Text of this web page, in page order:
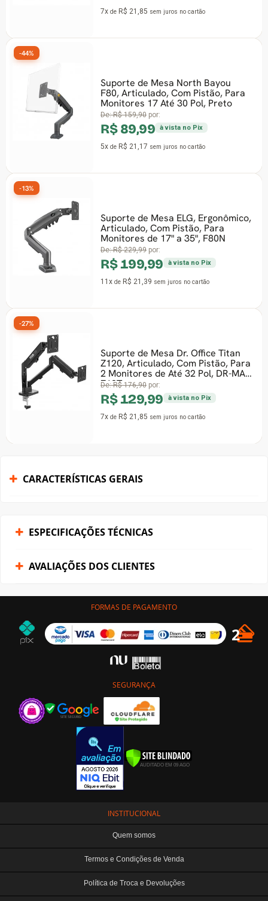
7xde R$ 21,85 sem juros no cartão
Suporte de Mesa North Bayou
F80, Articulado, Com Pistão, Para
Monitores 17 Até 30 Pol, Preto
De:R$ 159,90por:
R$ 89,99 à vista no Pix
5xde R$ 21,17 sem juros no cartão
-44%
Suporte de Mesa ELG, Ergonômico,
Articulado, Com Pistão, Para
Monitores de 17" a 35", F80N
De:R$ 229,99por:
R$ 199,99 à vista no Pix
11xde R$ 21,39 sem juros no cartão
-13%
Suporte de Mesa Dr. Office Titan
Z120, Articulado, Com Pistão, Para
2 Monitores de Até 32 Pol, DR-MA-
Z12T
De:R$ 176,90por:
R$ 129,99 à vista no Pix
7xde R$ 21,85 sem juros no cartão
-27%
CARACTERÍSTICAS GERAIS
ESPECIFICAÇÕES TÉCNICAS
AVALIAÇÕES DOS CLIENTES
FORMAS DE PAGAMENTO
SEGURANÇA
INSTITUCIONAL
Quem somos
Termos e Condições de Venda
Política de Troca e Devoluções